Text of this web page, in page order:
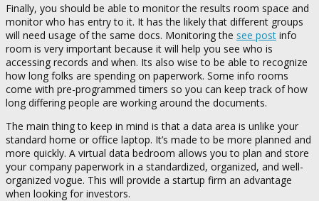
Finally, you should be able to monitor the results room space and
monitor who has entry to it. It has the likely that different groups
will need usage of the same docs. Monitoring the see post info
room is very important because it will help you see who is
accessing records and when. Its also wise to be able to recognize
how long folks are spending on paperwork. Some info rooms
come with pre-programmed timers so you can keep track of how
long differing people are working around the documents.
The main thing to keep in mind is that a data area is unlike your
standard home or office laptop. It’s made to be more planned and
more quickly. A virtual data bedroom allows you to plan and store
your company paperwork in a standardized, organized, and well-
organized vogue. This will provide a startup firm an advantage
when looking for investors.